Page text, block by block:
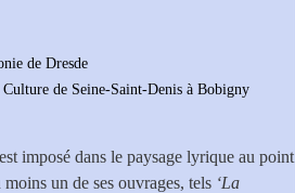
de Dresde
de Seine-Saint-Denis à Bobigny
imposé dans le paysage lyrique au point
un de ses ouvrages, tels ‘La